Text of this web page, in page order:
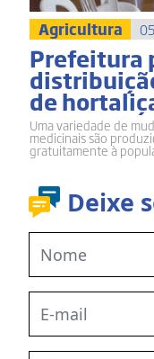
Deixe
Agricultura
Prefeitura
de
Uma variedade de
medicinais são
gratuitamente à